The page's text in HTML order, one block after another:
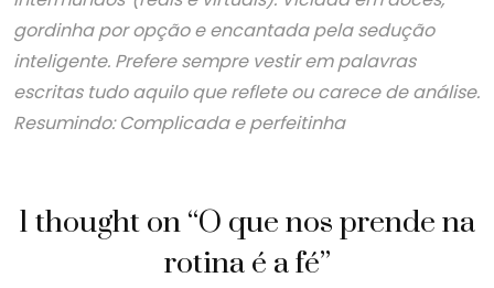
gordinha por opção e encantada pela sedução
inteligente. Prefere sempre vestir em palavras
escritas tudo aquilo que reflete ou carece de análise.
Resumindo: Complicada e perfeitinha
1 thought on “O que nos prende na
rotina é a fé”